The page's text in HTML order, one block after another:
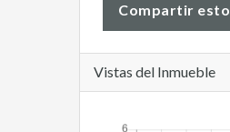
Compartir esto
Vistas del Inmueble